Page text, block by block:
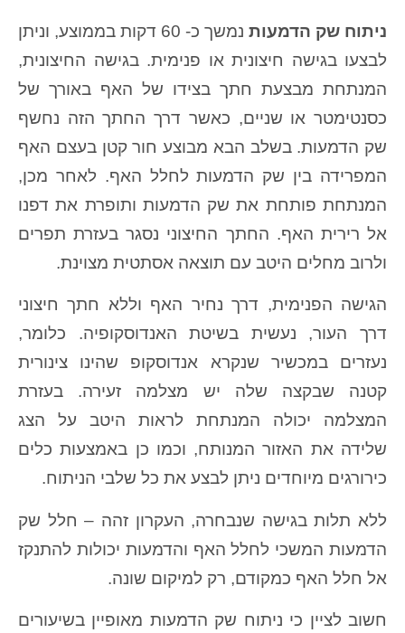
ניתוח שק הדמעות
נמשך כ- 60 דקות בממוצע, וניתן
לבצעו בגישה חיצונית או פנימית. בגישה החיצונית,
המנתחת מבצעת חתך בצידו של האף באורך של
כסנטימטר או שניים, כאשר דרך החתך הזה נחשף
שק הדמעות. בשלב הבא מבוצע חור קטן בעצם האף
המפרידה בין שק הדמעות לחלל האף. לאחר מכן,
המנתחת פותחת את שק הדמעות ותופרת את דפנו
אל רירית האף. החתך החיצוני נסגר בעזרת תפרים
ולרוב מחלים היטב עם תוצאה אסתטית מצוינת.
הגישה הפנימית, דרך נחיר האף וללא חתך חיצוני
דרך העור, נעשית בשיטת האנדוסקופיה. כלומר,
נעזרים במכשיר שנקרא אנדוסקופ שהינו צינורית
קטנה שבקצה שלה יש מצלמה זעירה. בעזרת
המצלמה יכולה המנתחת לראות היטב על הצג
שלידה את האזור המנותח, וכמו כן באמצעות כלים
כירורגים מיוחדים ניתן לבצע את כל שלבי הניתוח.
ללא תלות בגישה שנבחרה, העקרון זהה – חלל שק
הדמעות המשכי לחלל האף והדמעות יכולות להתנקז
אל חלל האף כמקודם, רק למיקום שונה.
חשוב לציין כי ניתוח שק הדמעות מאופיין בשיעורים